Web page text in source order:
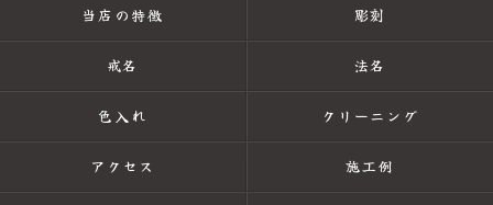
当店の特徴 彫刻
戒名 法名
色入れ クリーニング
アクセス 施工例